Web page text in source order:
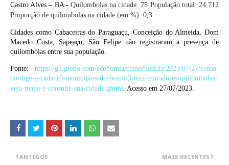
Castro Alves – BA - Quilombolas na cidade: 75 População total: 24.712
Proporção de quilombolas na cidade (em %): 0,3
Cidades como Cabaceiras do Paraguaçu, Conceição do Almeida, Dom
Macedo Costa, Sapeaçu, São Felipe não registraram a presença de
quilombolas entre sua população.
Fonte: https://g1.globo.com/economia/censo/noticia/2023/07/27/censo-
do-ibge-a-cada-10-municipios-do-brasil-3-tem-moradores-quilombolas-
veja-mapa-e-consulte-sua-cidade.ghtml . Acesso em 27/07/2023.
MAIS RECENTES
ANTIGOS